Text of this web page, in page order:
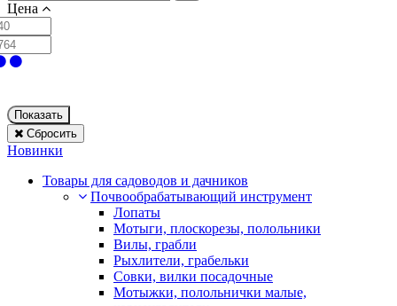
Цена
Показать
Сбросить
Новинки
Товары для садоводов и дачников
Почвообрабатывающий инструмент
Лопаты
Мотыги, плоскорезы, полольники
Вилы, грабли
Рыхлители, грабельки
Совки, вилки посадочные
Мотыжки, полольнички малые,